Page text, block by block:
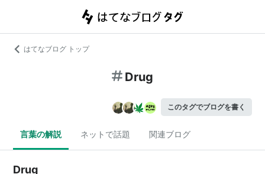
はてなブログ トップ
Drug
このタグでブログを書く
言葉の解説 ネットで話題 関連ブログ
Drug